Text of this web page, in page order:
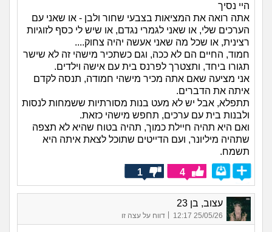
היי נסיך
אתה רואה את המציאות בצבעי שחור ולבן - או שאני עם
הערכים שלי, או שאני לגמרי נגדם, או שיש לי כסף לזוגיות
רצינית, או שכל מה שאני אעשה יהיה צחוק....
חמוד, החיים הם לא ככה, וגם כשתכיר מישהי זה לא שישר
תגורו ביחד, ותצטרך לפרנס בית עם אישה וילדים.
אני מציעה שאם אתה מכיר מישהי חמודה, תנסה לקדם
איתה את הדברים.
תתפלא, אבל יש לא מעט בנות מסורתיות ששמחות לנסות
ולבנות בית עם ערכים, תחפש מישהי כזאת.
ואם היא תהיה חיילת כמוך, תהיה בטוח שהיא לא תצפה
שתהיה מיליונר, ועם הדייטים שתוכל לצאת איתה היא
תשמח.
4
1
עצוב, בן 23
25/05/26 12:17
| דווח על עצה זו